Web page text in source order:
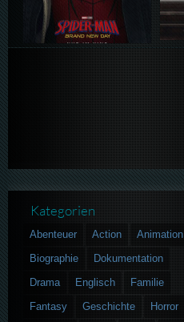
Kategorien
Abenteuer Action
Animation
Biographie
Dokumentation
Drama
Englisch
Familie
Fantasy
Geschichte
Horror